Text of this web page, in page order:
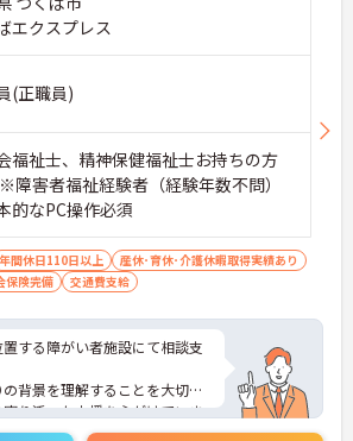
エクスプレス
(正職員)
福祉士、精神保健福祉士お持ちの方
障害者福祉経験者（経験年数不問）
的なPC操作必須
年間休日110日以上
産休･育休･介護休暇取得実績あり
保険完備 交通費支給
する障がい者施設にて相談支
背景を理解することを大切に
り添った支援を心がけていま